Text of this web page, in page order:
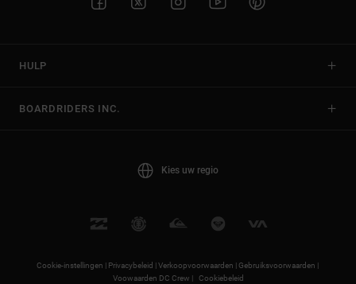
HULP
BOARDRIDERS INC.
Kies uw regio
Cookie-instellingen | Privacybeleid |Verkoopvoorwaarden |Gebruiksvoorwaarden |
Voowaarden DC Crew |
Cookiebeleid